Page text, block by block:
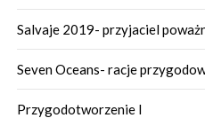
Salvaje 2019- przyjaciel
Seven Oceans- racje
Przygodotworzenie I